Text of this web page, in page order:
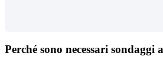
Perché sono necessari sondaggi